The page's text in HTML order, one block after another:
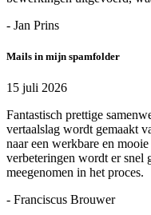
- Jan Prins
Mails in mijn spamfolder
15 juli 2026
Fantastisch prettige
vertaalslag wordt gemaakt
naar een werkbare en
verbeteringen wordt er snel
meegenomen in het proces.
- Franciscus Brouwer